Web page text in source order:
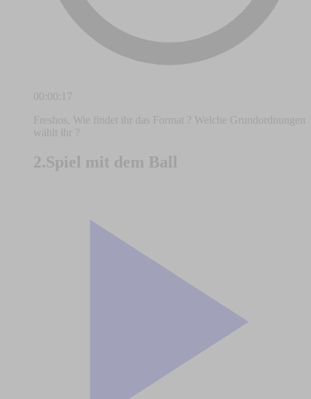
00:00:17
Freshos, Wie findet ihr das Format ? Welche Grundordnungen
wählt ihr ?
2.Spiel mit dem Ball